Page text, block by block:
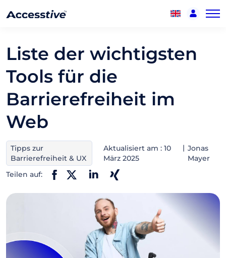
Liste der wichtigsten
Tools für die
Barrierefreiheit im
Web
Tipps zur
Barrierefreiheit & UX
Aktualisiert am : 10
März 2025
Jonas
Mayer
Teilen auf: